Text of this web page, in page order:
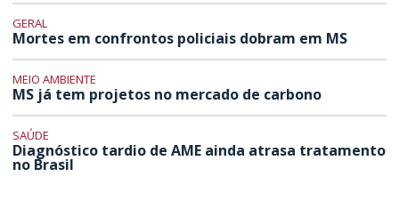
GERAL
Mortes em confrontos policiais dobram em MS
MEIO AMBIENTE
MS já tem projetos no mercado de carbono
SAÚDE
Diagnóstico tardio de AME ainda atrasa tratamento
no Brasil